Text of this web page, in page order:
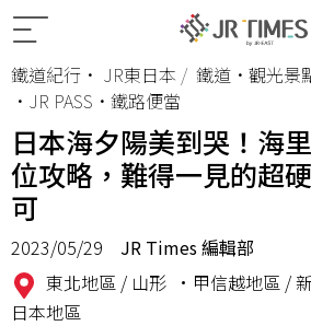
鐵道紀行 • JR東日本
鐵道•觀光景
•JR PASS•鐵路便當
日本海夕陽美到哭！海
位攻略，難得一見的超
可
2023/05/29
JR Times 編輯部
東北地區 / 山形 •甲信越地區 /
日本地區